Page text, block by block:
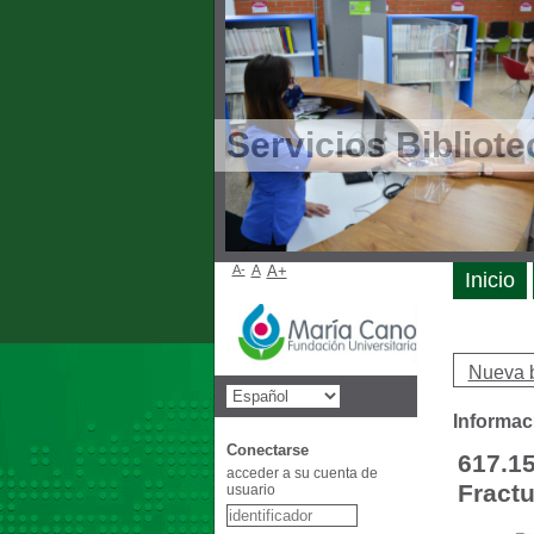
Servicios
Nueva
Inicio
A- A A+
Conectarse
acceder a su cuenta de
usuario